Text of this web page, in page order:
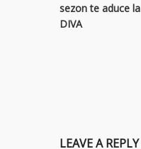
sezon te aduce la
DIVA
LEAVE A REPLY